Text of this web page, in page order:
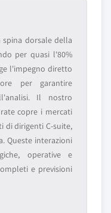
spina dorsale della
per quasi l'80%
l'impegno diretto
per garantire
Il nostro
copre i mercati
di dirigenti C-suite,
Queste interazioni
operative e
e previsioni